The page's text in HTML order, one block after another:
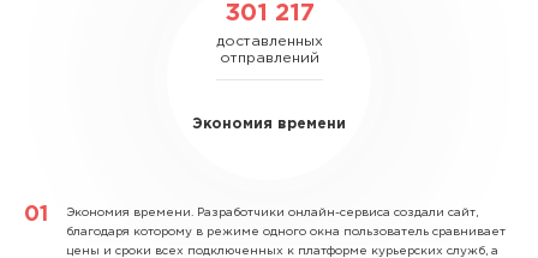
301 217
доставленных
отправлений
Экономия времени
Экономия времени. Разработчики онлайн-сервиса создали сайт,
благодаря которому в режиме одного окна пользователь сравнивает
цены и сроки всех подключенных к платформе курьерских служб, а